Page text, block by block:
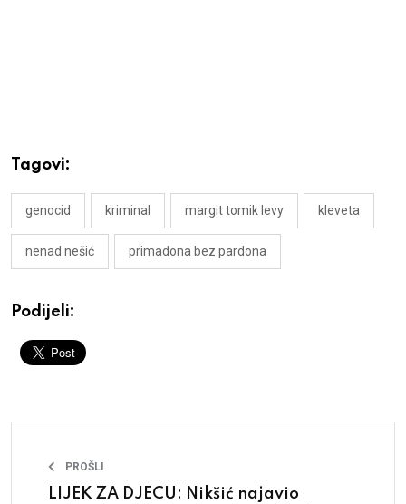
Tagovi:
genocid kriminal margit tomik levy kleveta
nenad nešić primadona bez pardona
Podijeli:
PROŠLI
LIJEK ZA DJECU: Nikšić najavio